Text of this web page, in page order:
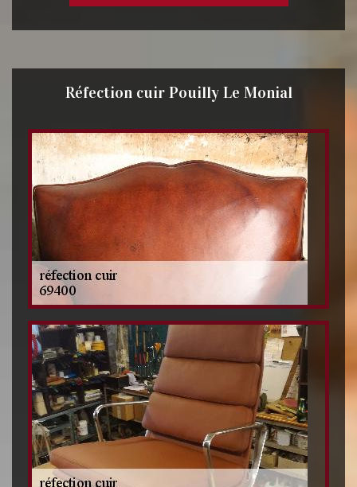
Réfection cuir Pouilly Le Monial